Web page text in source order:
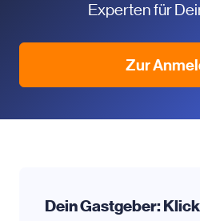
Experten für
Zur
Dein Gastgeber: